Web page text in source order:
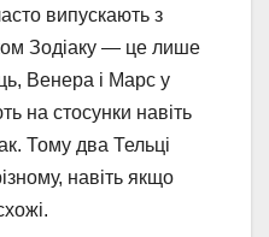
випускають з
Зодіаку — це лише
Венера і Марс у
на стосунки навіть
Тому два Тельці
навіть якщо